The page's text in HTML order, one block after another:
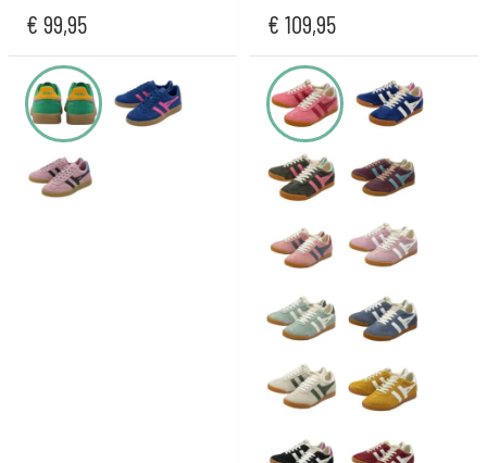
€ 99,95 € 109,95